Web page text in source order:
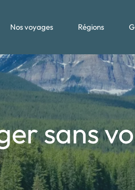
Nos voyages Régions
sans